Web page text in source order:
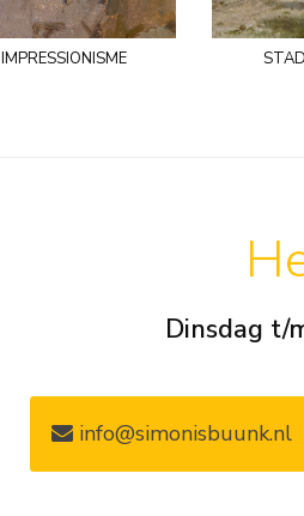
impressionisme
Dinsdag t/
info@simonisbuunk.nl